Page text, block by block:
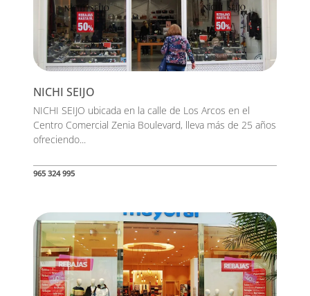
NICHI SEIJO
NICHI SEIJO ubicada en la calle de Los Arcos en el
Centro Comercial Zenia Boulevard, lleva más de 25 años
ofreciendo...
965 324 995